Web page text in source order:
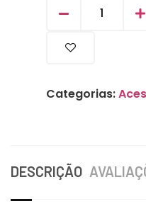
Categorias:
DESCRIÇÃO